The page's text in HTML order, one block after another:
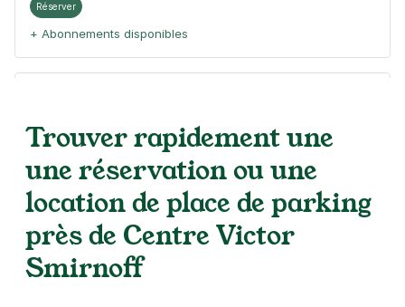
Réserver
+ Abonnements disponibles
75004Paris
(685 avis)
5,08 € /heure 36,72 €/jour, 154,44 €/semaine
(tarifs dégressifs)
Réserver
Trouver rapidement une
une réservation ou une
location de place de parking
près de Centre Victor
Smirnoff